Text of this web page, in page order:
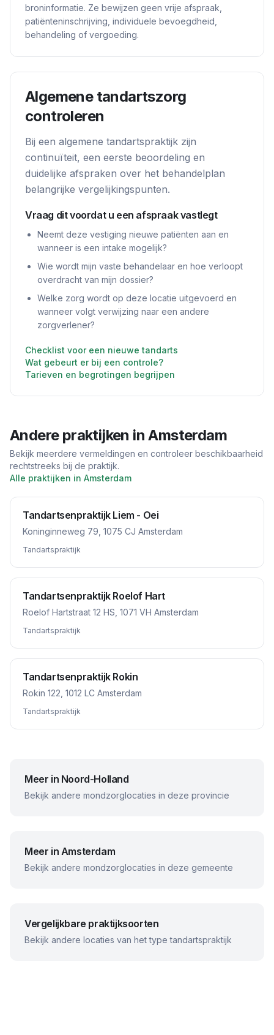
broninformatie. Ze bewijzen geen vrije afspraak,
patiënteninschrijving, individuele bevoegdheid,
behandeling of vergoeding.
Algemene tandartszorg
controleren
Bij een algemene tandartspraktijk zijn
continuïteit, een eerste beoordeling en
duidelijke afspraken over het behandelplan
belangrijke vergelijkingspunten.
Vraag dit voordat u een afspraak vastlegt
Neemt deze vestiging nieuwe patiënten aan en
wanneer is een intake mogelijk?
Wie wordt mijn vaste behandelaar en hoe verloopt
overdracht van mijn dossier?
Welke zorg wordt op deze locatie uitgevoerd en
wanneer volgt verwijzing naar een andere
zorgverlener?
Checklist voor een nieuwe tandarts
Wat gebeurt er bij een controle?
Tarieven en begrotingen begrijpen
Andere praktijken inAmsterdam
Bekijk meerdere vermeldingen en controleer beschikbaarheid
rechtstreeks bij de praktijk.
Alle praktijken in Amsterdam
Tandartsenpraktijk Liem - Oei
Koninginneweg 79, 1075 CJ Amsterdam
Tandartspraktijk
Tandartsenpraktijk Roelof Hart
Roelof Hartstraat 12 HS, 1071 VH Amsterdam
Tandartspraktijk
Tandartsenpraktijk Rokin
Rokin 122, 1012 LC Amsterdam
Tandartspraktijk
Meer in Noord-Holland
Bekijk andere mondzorglocaties in deze provincie
Meer in Amsterdam
Bekijk andere mondzorglocaties in deze gemeente
Vergelijkbare praktijksoorten
Bekijk andere locaties van het type tandartspraktijk